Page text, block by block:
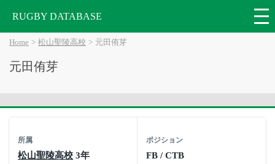
RUGBY DATABASE
Home 松山聖陵高校 元田侑芽
元田侑芽
所属
松山聖陵高校 3年
ポジション
FB / CTB